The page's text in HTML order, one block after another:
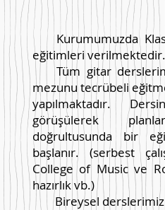
Kurumumuzda
eğitimleri verilmektedir.
Tüm gitar
mezunu tecrübeli
yapılmaktadır.
görüşülerek
doğrultusunda bir
başlanır. (serbest
College of Music ve
hazırlık vb.)
Bireysel